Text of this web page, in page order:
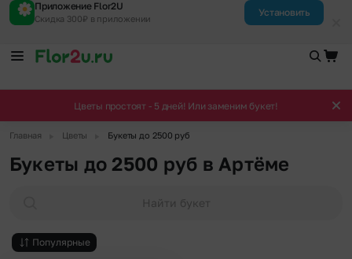
Приложение Flor2U
Скидка 300₽ в приложении
Установить
Цветы простоят - 5 дней! Или заменим букет!
Главная Цветы Букеты до 2500 руб
Букеты до 2500 руб в Артёме
Найти букет
Популярные